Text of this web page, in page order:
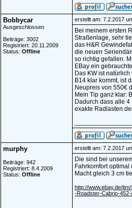
Bobbycar
Ausgeschlossen
Beiträge: 3002
Registriert: 20.11.2009
Status: Offline
erstellt am: 7.2.2017
Bei meinem ersten
Straßenlage, sehr
das H&R
die neuen
so richtig gefallen.
EBay ein
Das KW ist
B14 klar kommt, ist
Neupreis von 550€
Mein Tip ganz klar:
Dadurch dass alle
exakte Radlasten
murphy
Beiträge: 942
Registriert: 8.4.2009
Status: Offline
erstellt am: 7.2.2017
Die sind bei
Fahrkomfort
Macht gleich 3 cm
http://www.ebay.de/
-Roadster-Cabrio-